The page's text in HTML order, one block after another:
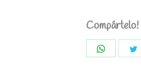
mm
quantity
Compártelo!
Share